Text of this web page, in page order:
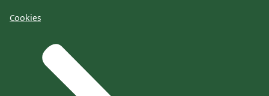
Cookies